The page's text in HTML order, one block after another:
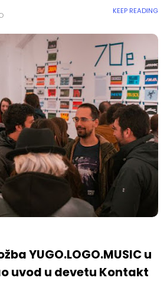
KEEP READING
YUGO.LOGO.MUSIC u
uvod u devetu Kontakt